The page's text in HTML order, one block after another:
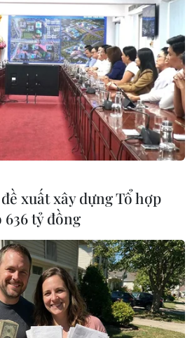
Kỳ, Ấn Độ bắt giữ hàng
quan nhóm IS
giữ 20 người tình nghi là thành
Nhà nước Hồi giáo (IS) trong khi
xuất xây dựng Tổ hợp
tỷ đồng